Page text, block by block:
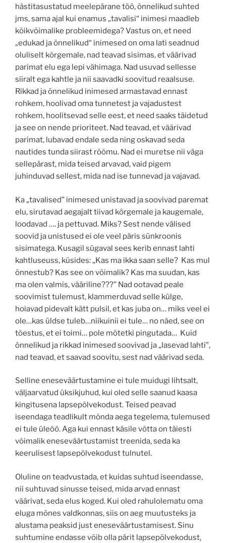
hästitasustatud meelepärane töö, õnnelikud suhted
jms, sama ajal kui enamus „tavalisi“ inimesi maadleb
kõikvõimalike probleemidega? Vastus on, et need
„edukad ja õnnelikud“ inimesed on oma lati seadnud
oluliselt kõrgemale, nad teavad sisimas, et väärivad
parimat elu ega lepi vähimaga. Nad usuvad sellesse
siiralt ega kahtle ja nii saavadki soovitud reaalsuse.
Rikkad ja õnnelikud inimesed armastavad ennast
rohkem, hoolivad oma tunnetest ja vajadustest
rohkem, hoolitsevad selle eest, et need saaks täidetud
ja see on nende prioriteet. Nad teavad, et väärivad
parimat, lubavad endale seda ning oskavad seda
nautides tunda siirast rõõmu. Nad ei muretse nii väga
sellepärast, mida teised arvavad, vaid pigem
juhinduvad sellest, mida nad ise tunnevad ja vajavad.
Ka „tavalised” inimesed unistavad ja soovivad paremat
elu, sirutavad aegajalt tiivad kõrgemale ja kaugemale,
loodavad …. ja pettuvad. Miks? Sest nende välised
soovid ja unistused ei ole veel päris sünkroonis
sisimatega. Kusagil sügaval sees kerib ennast lahti
kahtluseuss, küsides: „Kas ma ikka saan selle? Kas mul
õnnestub? Kas see on võimalik? Kas ma suudan, kas
ma olen valmis, vääriline???” Nad ootavad peale
soovimist tulemust, klammerduvad selle külge,
hoiavad pidevalt kätt pulsil, et kas juba on… miks veel ei
ole…kas üldse tuleb…niikuinii ei tule… no näed, see on
tõestus, et ei toimi… pole mõtetki pingutada… Kuid
õnnelikud ja rikkad inimesed soovivad ja „lasevad lahti”,
nad teavad, et saavad soovitu, sest nad väärivad seda.
Selline eneseväärtustamine ei tule muidugi lihtsalt,
väljaarvatud üksikjuhud, kui oled selle saanud kaasa
kingitusena lapsepõlvekodust. Teised peavad
iseendaga teadlikult mõnda aega tegelema, tulemused
ei tule üleöö. Aga kui ennast käsile võtta on täiesti
võimalik eneseväärtustamist treenida, seda ka
keerulisest lapsepõlvekodust tulnutel.
Oluline on teadvustada, et kuidas suhtud iseendasse,
nii suhtuvad sinusse teised, mida arvad ennast
väärivat, seda elus koged. Kui oled rahulolematu oma
eluga mõnes valdkonnas, siis on aeg muutusteks ja
alustama peaksid just eneseväärtustamisest. Sinu
suhtumine endasse võib olla pärit lapsepõlvekodust,